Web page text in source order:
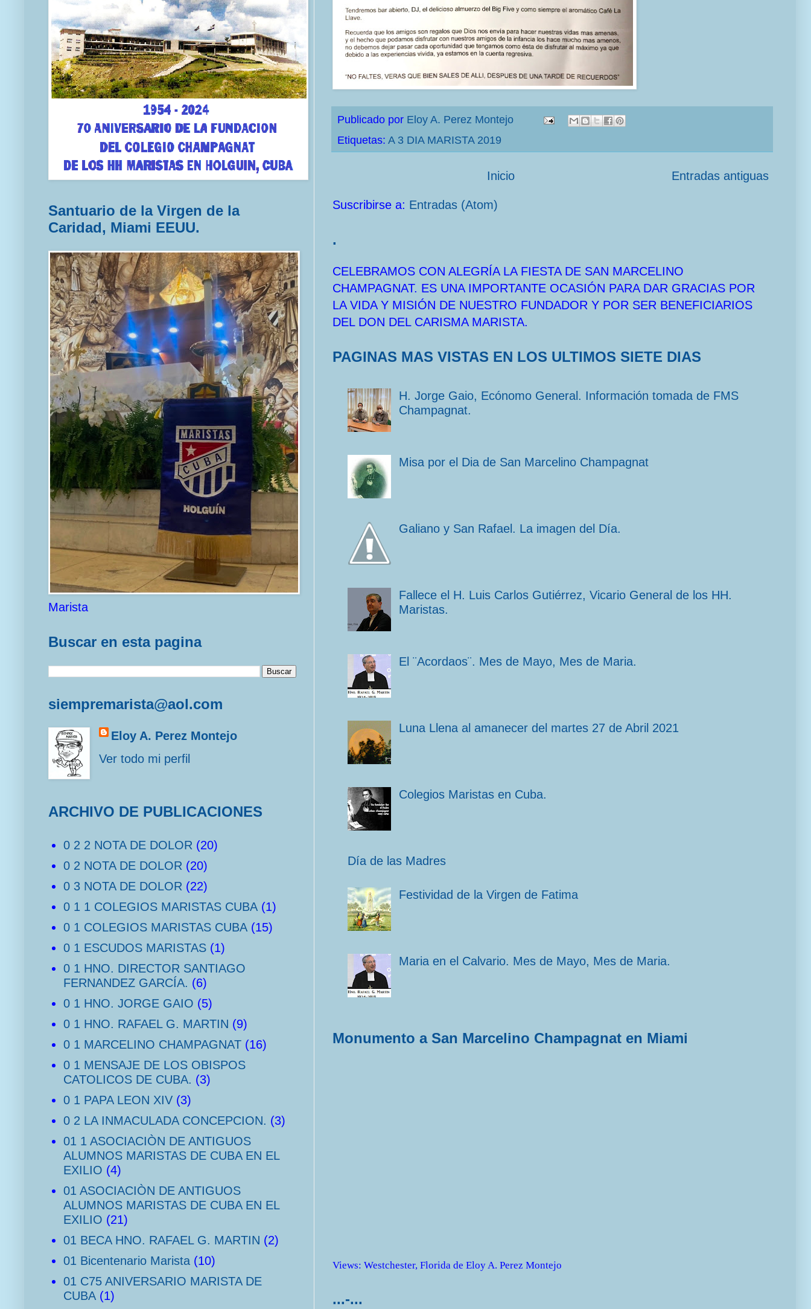
Publicado por Eloy A. Perez Montejo
Etiquetas: A 3 DIA MARISTA 2019
Entradas antiguas
Inicio
Suscribirse a: Entradas (Atom)
.
CELEBRAMOS CON ALEGRÍA LA FIESTA DE SAN MARCELINO
CHAMPAGNAT. ES UNA IMPORTANTE OCASIÓN PARA DAR GRACIAS POR
LA VIDA Y MISIÓN DE NUESTRO FUNDADOR Y POR SER BENEFICIARIOS
DEL DON DEL CARISMA MARISTA.
PAGINAS MAS VISTAS EN LOS ULTIMOS SIETE DIAS
H. Jorge Gaio, Ecónomo General. Información tomada de FMS
Champagnat.
Misa por el Dia de San Marcelino Champagnat
Galiano y San Rafael. La imagen del Día.
Fallece el H. Luis Carlos Gutiérrez, Vicario General de los HH.
Maristas.
El ¨Acordaos¨. Mes de Mayo, Mes de Maria.
Luna Llena al amanecer del martes 27 de Abril 2021
Colegios Maristas en Cuba.
Día de las Madres
Festividad de la Virgen de Fatima
Maria en el Calvario. Mes de Mayo, Mes de Maria.
Monumento a San Marcelino Champagnat en Miami
Views: Westchester, Florida de Eloy A. Perez Montejo
...-...
Santuario de la Virgen de la
Caridad, Miami EEUU.
Marista
Buscar en esta pagina
siempremarista@aol.com
Eloy A. Perez Montejo
Ver todo mi perfil
ARCHIVO DE PUBLICACIONES
0 2 2 NOTA DE DOLOR (20)
0 2 NOTA DE DOLOR (20)
0 3 NOTA DE DOLOR (22)
0 1 1 COLEGIOS MARISTAS CUBA (1)
0 1 COLEGIOS MARISTAS CUBA (15)
0 1 ESCUDOS MARISTAS (1)
0 1 HNO. DIRECTOR SANTIAGO
FERNANDEZ GARCÍA. (6)
0 1 HNO. JORGE GAIO (5)
0 1 HNO. RAFAEL G. MARTIN (9)
0 1 MARCELINO CHAMPAGNAT (16)
0 1 MENSAJE DE LOS OBISPOS
CATOLICOS DE CUBA. (3)
0 1 PAPA LEON XIV (3)
0 2 LA INMACULADA CONCEPCION. (3)
01 1 ASOCIACIÒN DE ANTIGUOS
ALUMNOS MARISTAS DE CUBA EN EL
EXILIO (4)
01 ASOCIACIÒN DE ANTIGUOS
ALUMNOS MARISTAS DE CUBA EN EL
EXILIO (21)
01 BECA HNO. RAFAEL G. MARTIN (2)
01 Bicentenario Marista (10)
01 C75 ANIVERSARIO MARISTA DE
CUBA (1)